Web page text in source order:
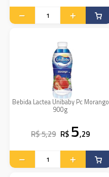
Bebida Lactea Unibaby Pc Morango
900g
R$ 5,29 R$ 5,29